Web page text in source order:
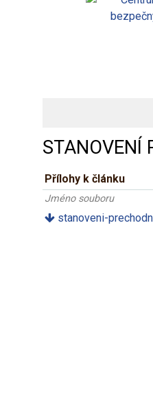
STANOVENÍ
Přílohy k článku
Jméno souboru
stanoveni-